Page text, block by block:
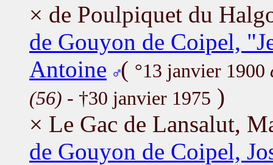
× de Poulpiquet du
de Gouyon de Coipel,
Antoine ( °13 janvier 1900
(56) - †30 janvier 1975 )
× Le Gac de Lansalut,
de Gouyon de Coipel,